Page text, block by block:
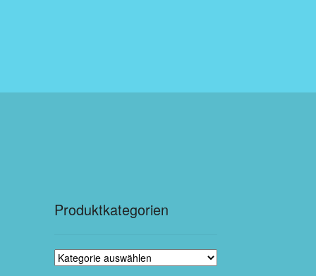
Produktkategorien